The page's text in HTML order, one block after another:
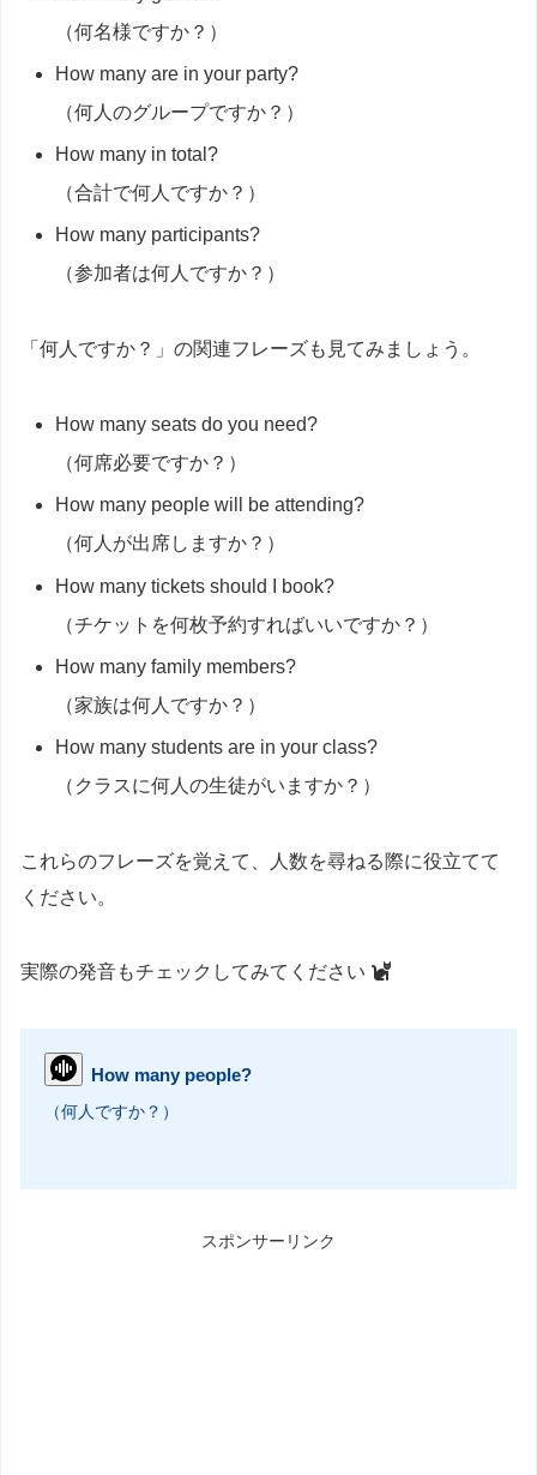
（何名様ですか？）
How many are in your party?
（何人のグループですか？）
How many in total?
（合計で何人ですか？）
How many participants?
（参加者は何人ですか？）
「何人ですか？」の関連フレーズも見てみましょう。
How many seats do you need?
（何席必要ですか？）
How many people will be attending?
（何人が出席しますか？）
How many tickets should I book?
（チケットを何枚予約すればいいですか？）
How many family members?
（家族は何人ですか？）
How many students are in your class?
（クラスに何人の生徒がいますか？）
これらのフレーズを覚えて、人数を尋ねる際に役立てて
ください。
実際の発音もチェックしてみてください
How many people?
（何人ですか？）
スポンサーリンク